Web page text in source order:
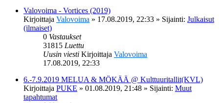
Valovoima - Vortices (2019)
Kirjoittaja Valovoima » 17.08.2019, 22:33 » Sijainti: Julkaisut
(ilmaiset)
0 Vastaukset
31815 Luettu
Uusin viesti Kirjoittaja Valovoima
17.08.2019, 22:33
6.-7.9.2019 MELUA & MÖKÄÄ @ Kulttuuritallit(KVL)
Kirjoittaja PUKE » 01.08.2019, 21:48 » Sijainti: Muut
tapahtumat